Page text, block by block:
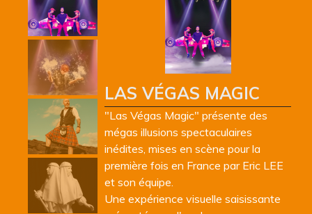
LAS VÉGAS MAGIC
"Las Végas Magic" présente des
mégas illusions spectaculaires
inédites, mises en scène pour la
première fois en France par Eric LEE
et son équipe.
Une expérience visuelle saisissante